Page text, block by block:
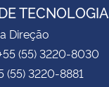
TECNOLOGIA
Direção
(55) 3220-8030
(55) 3220-8881